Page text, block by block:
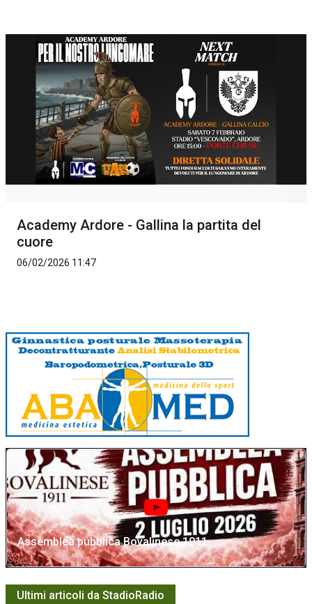
Academy Ardore - Gallina la partita del
cuore
06/02/2026 11:47
Assemblea pubblica Bovalinese 1911
Ultimi articoli da StadioRadio